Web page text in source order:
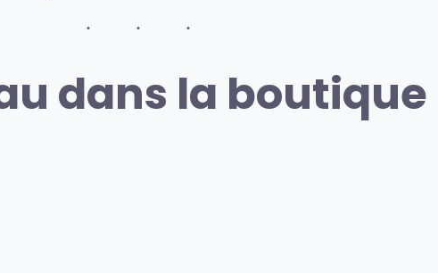
dans la boutique